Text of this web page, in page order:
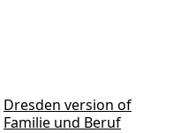
Dresden version of
Familie und Beruf